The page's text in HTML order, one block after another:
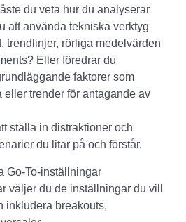
du veta hur du analyserar
att använda tekniska verktyg
trendlinjer, rörliga medelvärden
Eller föredrar du
faktorer som
eller trender för antagande av
ställa in distraktioner och
du litar på och förstår.
Go-To-inställningar
väljer du de inställningar du vill
inkludera breakouts,